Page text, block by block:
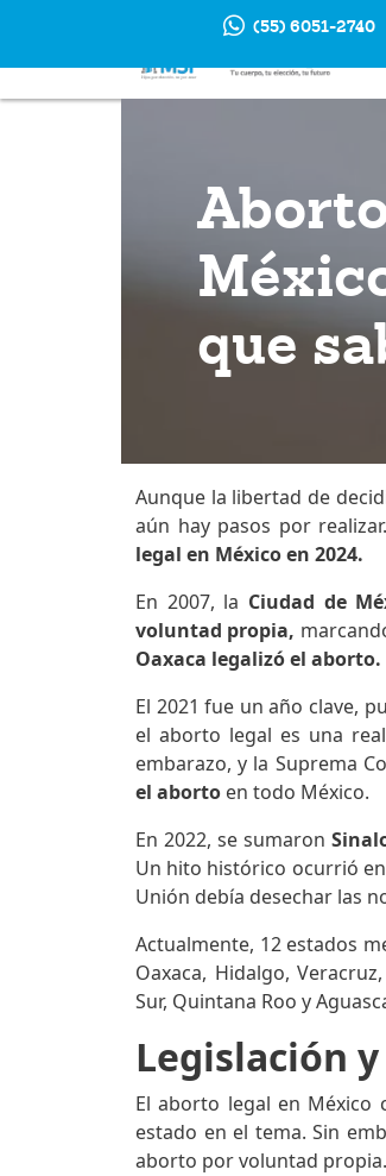
(55) 6051-2740
que
Aunque la libertad de
aún hay pasos por
legal en México en 2024.
En 2007, la Ciudad de
voluntad propia,
Oaxaca legalizó el aborto.
El 2021 fue un año clave,
el aborto legal es una
embarazo, y la Suprema
el aborto en todo México.
En 2022, se sumaron
Un hito histórico ocurrió en
Unión debía desechar las
Actualmente, 12 estados
Oaxaca, Hidalgo,
Sur, Quintana Roo y
Legislación
El aborto legal en México
estado en el tema. Sin
aborto por voluntad propia.